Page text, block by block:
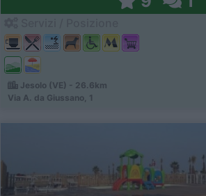
Jesolo (VE) - 26.6km
Via A. da Giussano, 1